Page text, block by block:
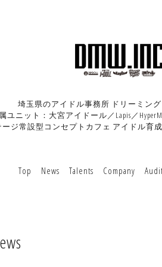
埼玉県のアイドル事務所 ドリーミング
ユニット：大宮アイドール／Lapis／
ージ常設型コンセプトカフェ アイドル育
Top News Talents Company